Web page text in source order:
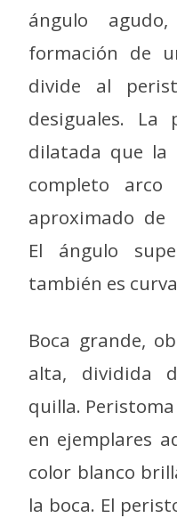
ángulo
formación de
divide al
desiguales. La
dilatada que la
completo
aproximado de
El ángulo
también es
Boca grande,
alta, dividida
quilla.
en ejemplares
color blanco
la boca. El